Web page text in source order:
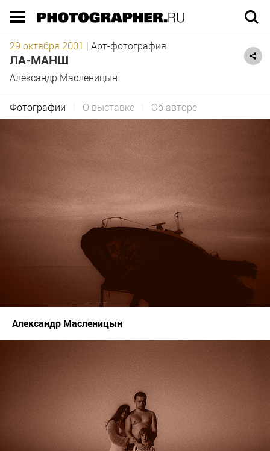
29 октября 2001 | Арт-фотография
ЛА-МАНШ
Александр Масленицын
Фотографии О выставке Об авторе
Александр Масленицын